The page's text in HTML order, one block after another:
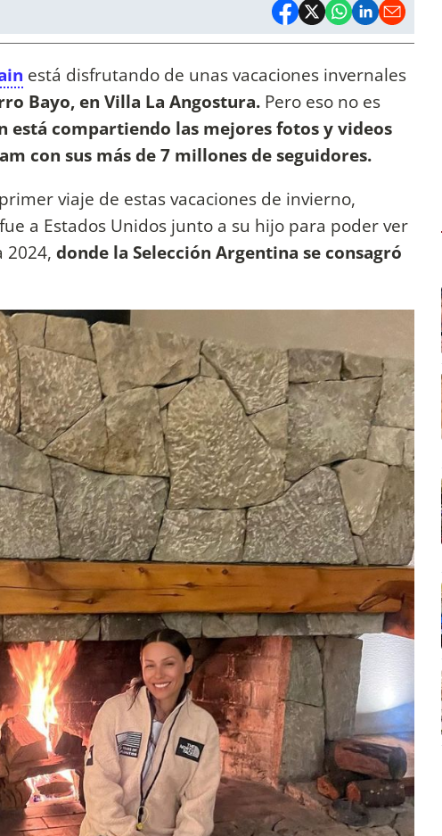
está disfrutando de unas vacaciones invernales
Bayo, en Villa La Angostura. Pero eso no es
está compartiendo las mejores fotos y videos
con sus más de 7 millones de seguidores.
viaje de estas vacaciones de invierno,
a Estados Unidos junto a su hijo para poder ver
2024, donde la Selección Argentina se consagró